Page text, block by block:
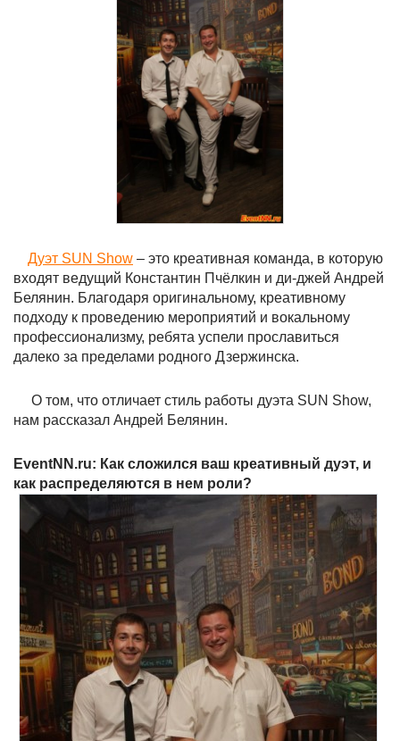
Дуэт SUN Show – это креативная команда, в которую
входят ведущий Константин Пчёлкин и ди-джей Андрей
Белянин. Благодаря оригинальному, креативному
подходу к проведению мероприятий и вокальному
профессионализму, ребята успели прославиться
далеко за пределами родного Дзержинска.
О том, что отличает стиль работы дуэта SUN Show,
нам рассказал Андрей Белянин.
EventNN.ru: Как сложился ваш креативный дуэт, и
как распределяются в нем роли?